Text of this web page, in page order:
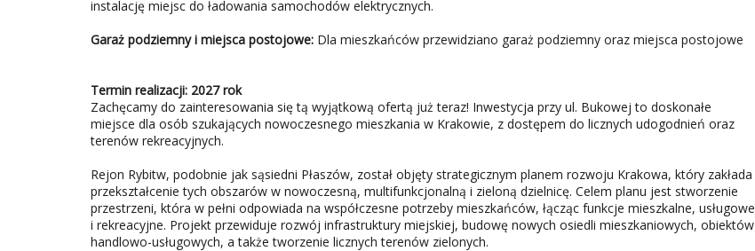
instalację miejsc do ładowania samochodów elektrycznych.
Garaż podziemny i miejsca postojowe: Dla mieszkańców przewidziano garaż podziemny oraz miejsca postojowe
Termin realizacji: 2027 rok
Zachęcamy do zainteresowania się tą wyjątkową ofertą już teraz! Inwestycja przy ul. Bukowej to doskonałe
miejsce dla osób szukających nowoczesnego mieszkania w Krakowie, z dostępem do licznych udogodnień oraz
terenów rekreacyjnych.
Rejon Rybitw, podobnie jak sąsiedni Płaszów, został objęty strategicznym planem rozwoju Krakowa, który zakłada
przekształcenie tych obszarów w nowoczesną, multifunkcjonalną i zieloną dzielnicę. Celem planu jest stworzenie
przestrzeni, która w pełni odpowiada na współczesne potrzeby mieszkańców, łącząc funkcje mieszkalne, usługowe
i rekreacyjne. Projekt przewiduje rozwój infrastruktury miejskiej, budowę nowych osiedli mieszkaniowych, obiektów
handlowo-usługowych, a także tworzenie licznych terenów zielonych.